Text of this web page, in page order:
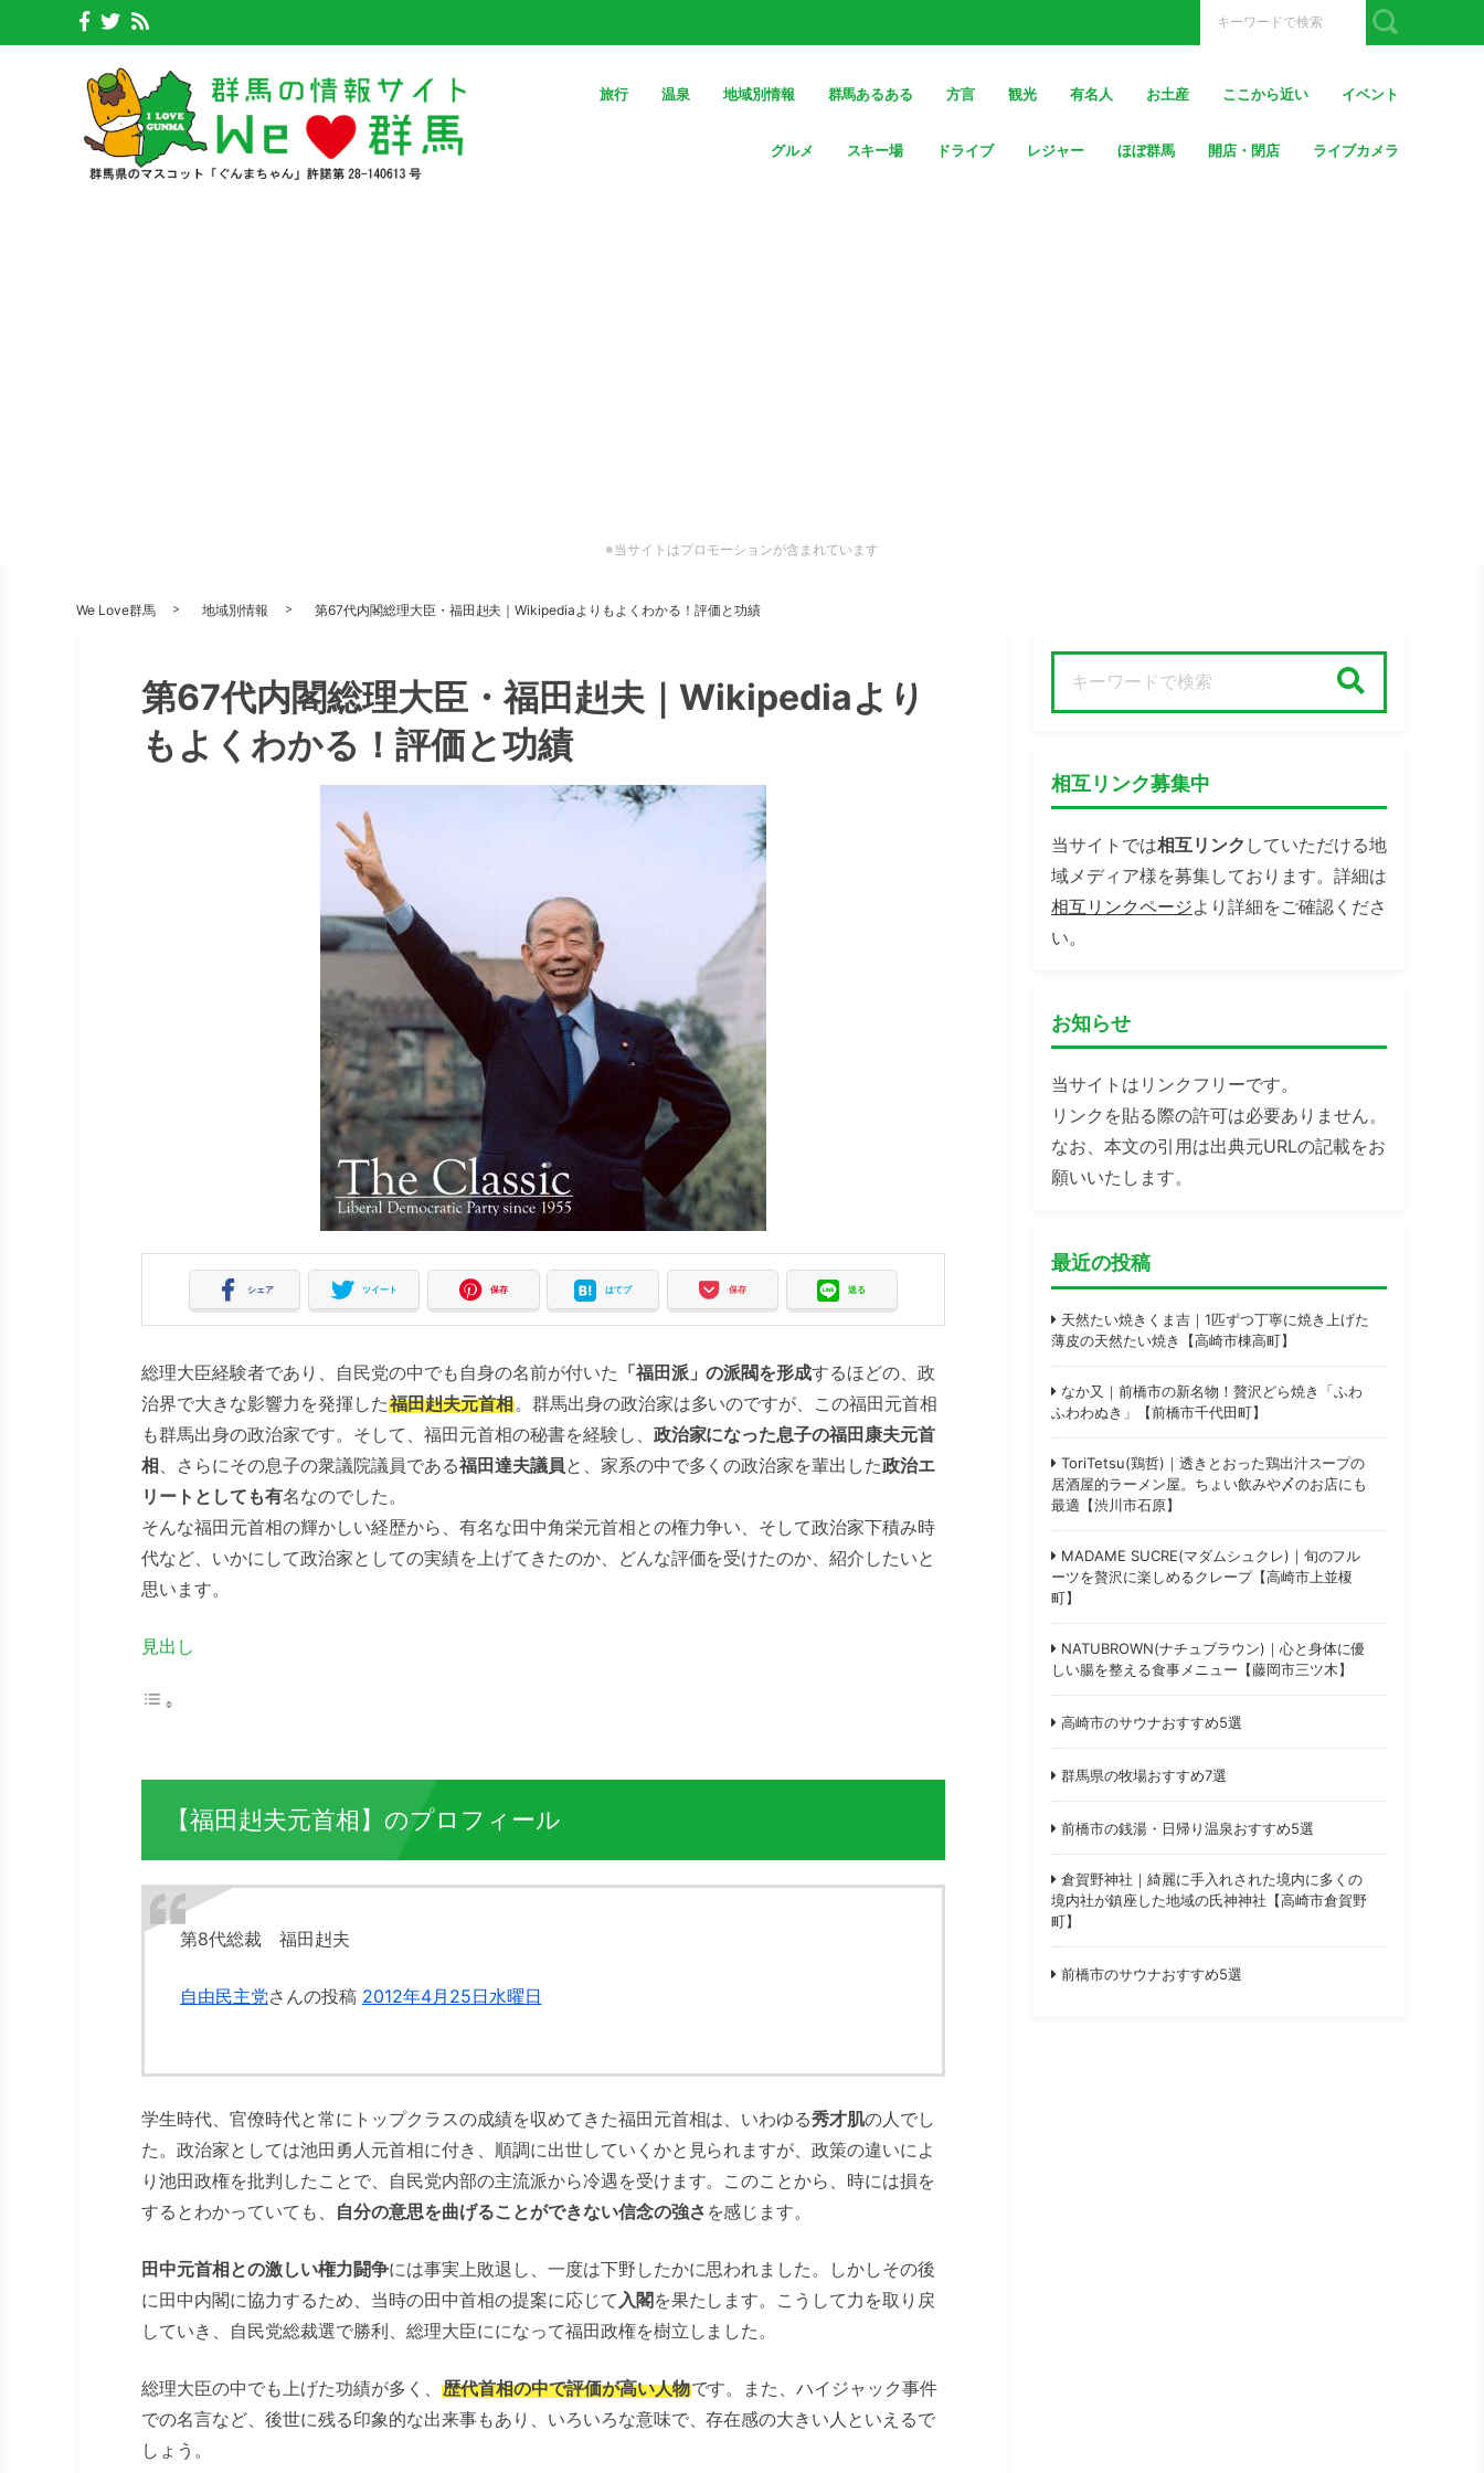
旅行 温泉 地域別情報 群馬あるある 方言 観光 有名人 お土産 ここから近い イベント
グルメ スキー場 ドライブ レジャー ほぼ群馬 開店・閉店 ライブカメラ
※当サイトはプロモーションが含まれています
We Love群馬 地域別情報 第67代内閣総理大臣・福田赳夫｜Wikipediaよりもよくわかる！評価と功績
第67代内閣総理大臣・福田赳夫｜Wikipediaより
もよくわかる！評価と功績
シェア ツイート 保存 はてブ 保存 送る
総理大臣経験者であり、自民党の中でも自身の名前が付いた 「福田派」の派閥を形成するほどの、政
治界で大きな影響力を発揮した福田赳夫元首相。群馬出身の政治家は多いのですが、この福田元首相
も群馬出身の政治家です。そして、福田元首相の秘書を経験し、 政治家になった息子の福田康夫元首
相 、さらにその息子の衆議院議員である福田達夫議員と、家系の中で多くの政治家を輩出した政治エ
リートとしても有名なのでした。
そんな福田元首相の輝かしい経歴から、有名な田中角栄元首相との権力争い、そして政治家下積み時
代など、いかにして政治家としての実績を上げてきたのか、どんな評価を受けたのか、紹介したいと
思います。
見出し
【福田赳夫元首相】のプロフィール
第8代総裁 福田赳夫
自由民主党さんの投稿 2012年4月25日水曜日
学生時代、官僚時代と常にトップクラスの成績を収めてきた福田元首相は、いわゆる秀才肌の人でし
た。政治家としては池田勇人元首相に付き、順調に出世していくかと見られますが、政策の違いによ
り池田政権を批判したことで、自民党内部の主流派から冷遇を受けます。このことから、時には損を
するとわかっていても、
自分の意思を曲げることができない信念の強さ を感じます。
田中元首相との激しい権力闘争には事実上敗退し、一度は下野したかに思われました。しかしその後
に田中内閣に協力するため、当時の田中首相の提案に応じて 入閣を果たします。こうして力を取り戻
していき、自民党総裁選で勝利、総理大臣にになって福田政権を樹立しました。
総理大臣の中でも上げた功績が多く、 歴代首相の中で評価が高い人物です。また、ハイジャック事件
での名言など、後世に残る印象的な出来事もあり、いろいろな意味で、存在感の大きい人といえるで
しょう。
相互リンク募集中
当サイトでは相互リンク していただける地
域メディア様を募集しております。詳細は
相互リンクページより詳細をご確認くださ
い。
お知らせ
当サイトはリンクフリーです。
リンクを貼る際の許可は必要ありません。
なお、本文の引用は出典元URLの記載をお
願いいたします。
最近の投稿
天然たい焼きくま吉｜1匹ずつ丁寧に焼き上げた
薄皮の天然たい焼き【高崎市棟高町】
なか又｜前橋市の新名物！贅沢どら焼き「ふわ
ふわわぬき」【前橋市千代田町】
ToriTetsu(鶏哲)｜透きとおった鶏出汁スープの
居酒屋的ラーメン屋。ちょい飲みや〆のお店にも
最適【渋川市石原】
MADAME SUCRE(マダムシュクレ)｜旬のフル
ーツを贅沢に楽しめるクレープ【高崎市上並榎
町】
NATUBROWN(ナチュブラウン)｜心と身体に優
しい腸を整える食事メニュー【藤岡市三ツ木】
高崎市のサウナおすすめ5選
群馬県の牧場おすすめ7選
前橋市の銭湯・日帰り温泉おすすめ5選
倉賀野神社｜綺麗に手入れされた境内に多くの
境内社が鎮座した地域の氏神神社【高崎市倉賀野
町】
前橋市のサウナおすすめ5選